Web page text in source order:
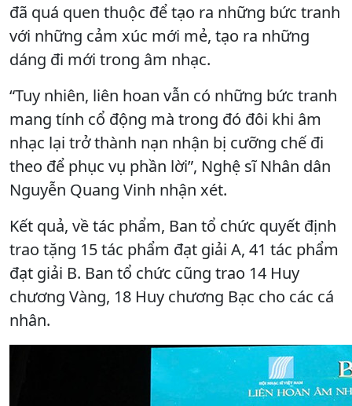
đã quá quen thuộc để tạo ra những bức tranh
với những cảm xúc mới mẻ, tạo ra những
dáng đi mới trong âm nhạc.
“Tuy nhiên, liên hoan vẫn có những bức tranh
mang tính cổ động mà trong đó đôi khi âm
nhạc lại trở thành nạn nhận bị cưỡng chế đi
theo để phục vụ phần lời”, Nghệ sĩ Nhân dân
Nguyễn Quang Vinh nhận xét.
Kết quả, về tác phẩm, Ban tổ chức quyết định
trao tặng 15 tác phẩm đạt giải A, 41 tác phẩm
đạt giải B. Ban tổ chức cũng trao 14 Huy
chương Vàng, 18 Huy chương Bạc cho các cá
nhân.